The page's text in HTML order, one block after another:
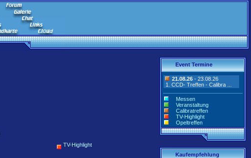
TV-Highlight
Event Termine
21.08.26 - 23.08.26
1. CCD- Treffen - Calibra ...
Messen
Veranstaltung
Calibratreffen
TV-Highlight
Opeltreffen
Kaufempfehlung